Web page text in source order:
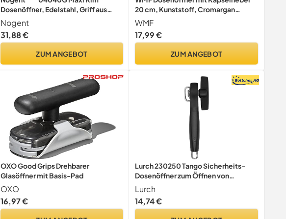
Dosenöffner, Edelstahl, Griff aus
Kunststoff, Rot
Nogent
31,88 €
ZUM ANGEBOT
20 cm, Kunststoff, Cromargan
Edelstahl spülmaschinengeeignet
WMF
17,99 €
ZUM ANGEBOT
OXO Good Grips Drehbarer
Glasöffner mit Basis-Pad
OXO
16,97 €
Lurch 230250 Tango Sicherheits-
Dosenöffner zum Öffnen von
Konserven ohne scharfe Kanten, aus
Kunststoff und Edelstahl, 37 x 3.5 x 4
cm
Lurch
14,74 €